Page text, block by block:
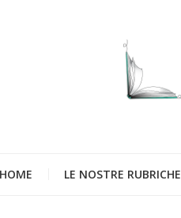
HOME LE NOSTRE RUBRICHE